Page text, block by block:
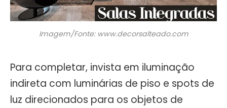
Imagem/Fonte: www.decorsalteado.com
Para completar, invista em iluminação
indireta com luminárias de piso e spots de
luz direcionados para os objetos de